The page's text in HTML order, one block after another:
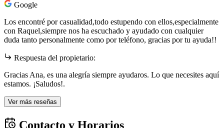
Google
Los encontré por casualidad,todo estupendo con ellos,especialmente
con Raquel,siempre nos ha escuchado y ayudado con cualquier
duda tanto personalmente como por teléfono, gracias por tu ayuda!!
Respuesta del propietario:
Gracias Ana, es una alegría siempre ayudaros. Lo que necesites aquí
estamos. ¡Saludos!.
Ver más reseñas
Contacto y Horarios